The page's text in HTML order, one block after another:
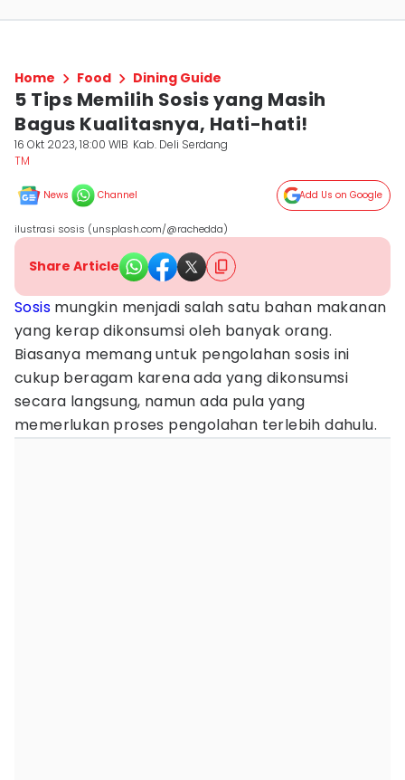
Home Food Dining Guide
5 Tips Memilih Sosis yang Masih
Bagus Kualitasnya, Hati-hati!
16 Okt 2023, 18:00 WIB Kab. Deli Serdang
TM
News Channel Add Us on Google
ilustrasi sosis (unsplash.com/@rachedda)
Share Article
Sosis mungkin menjadi salah satu bahan makanan
yang kerap dikonsumsi oleh banyak orang.
Biasanya memang untuk pengolahan sosis ini
cukup beragam karena ada yang dikonsumsi
secara langsung, namun ada pula yang
memerlukan proses pengolahan terlebih dahulu.